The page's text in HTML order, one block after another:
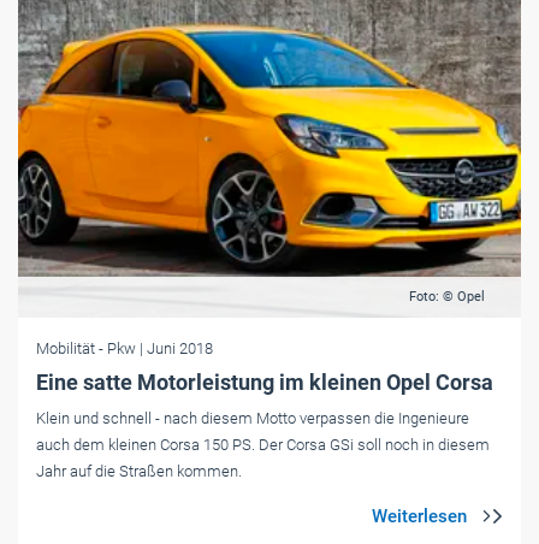
Foto: © Opel
Mobilität - Pkw | Juni 2018
Eine satte Motorleistung im kleinen Opel Corsa
Klein und schnell - nach diesem Motto verpassen die Ingenieure
auch dem kleinen Corsa 150 PS. Der Corsa GSi soll noch in diesem
Jahr auf die Straßen kommen.